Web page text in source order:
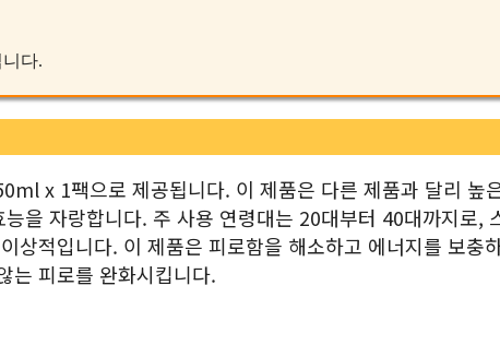
다.
x 1팩으로 제공됩니다. 이 제품은 다른 제품과 달리 높
을 자랑합니다. 주 사용 연령대는 20대부터 40대까지로,
상적입니다. 이 제품은 피로함을 해소하고 에너지를 보충
는 피로를 완화시킵니다.